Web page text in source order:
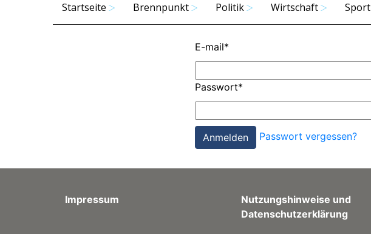
Startseite Brennpunkt Politik Wirtschaft Sport
E-mail*
Passwort*
Passwort vergessen?
Impressum
Nutzungshinweise und
Datenschutzerklärung